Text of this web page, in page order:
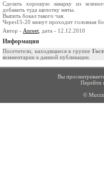
Сделать хорошую заварку из
добавить туда щепотку мяты.
Выпить бокал такого чая.
Через15-20 минут проходит головная
Автор - Anreet , дата - 12.12.2010
Информация
Посетители, находящиеся в группе
комментарии к данной публикации.
Вы
Перейти
©